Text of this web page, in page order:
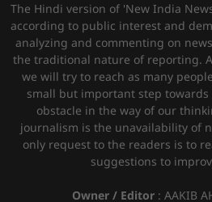
The Hindi version of 'New India
according to public interest and
analyzing and commenting on
the traditional nature of reporting.
we will try to reach as many
small but important step towards
obstacle in the way of our
journalism is the unavailability of
only request to the readers is to
suggestions to
Owner / Editor : AAKIB